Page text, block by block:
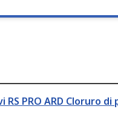
RS PRO ARD Cloruro di